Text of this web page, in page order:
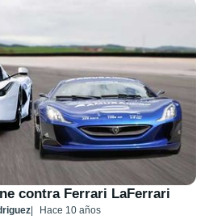
contra Ferrari LaFerrari
Hace 10 años